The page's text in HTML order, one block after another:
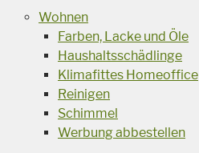
Wohnen
Farben, Lacke und Öle
Haushaltsschädlinge
Klimafittes Homeoffice
Reinigen
Schimmel
Werbung abbestellen